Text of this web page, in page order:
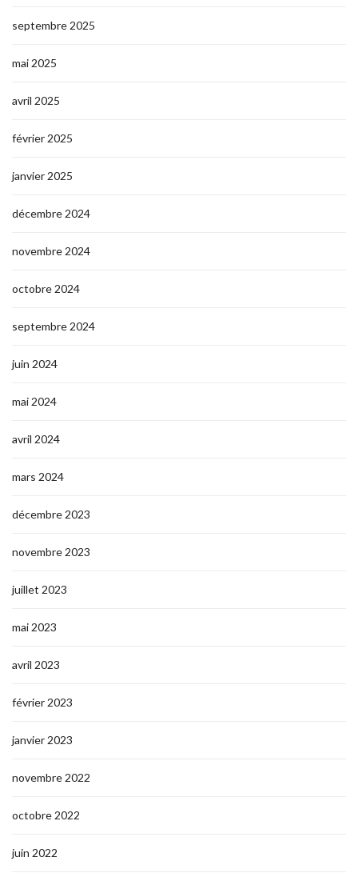
septembre 2025
mai 2025
avril 2025
février 2025
janvier 2025
décembre 2024
novembre 2024
octobre 2024
septembre 2024
juin 2024
mai 2024
avril 2024
mars 2024
décembre 2023
novembre 2023
juillet 2023
mai 2023
avril 2023
février 2023
janvier 2023
novembre 2022
octobre 2022
juin 2022